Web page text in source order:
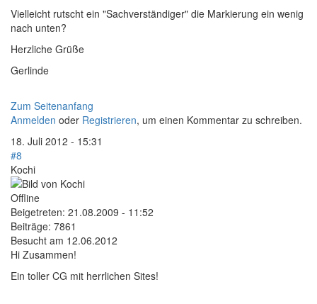
Vielleicht rutscht ein "Sachverständiger" die Markierung ein wenig
nach unten?
Herzliche Grüße
Gerlinde
Zum Seitenanfang
Anmelden oder Registrieren, um einen Kommentar zu schreiben.
18. Juli 2012 - 15:31
#8
Kochi
Offline
Beigetreten: 21.08.2009 - 11:52
Beiträge: 7861
Besucht am 12.06.2012
Hi Zusammen!
Ein toller CG mit herrlichen Sites!